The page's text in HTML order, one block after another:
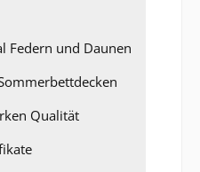
Federn und Daunen
Qualität